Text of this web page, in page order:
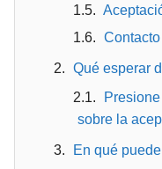
Qué esperar
sobre la
En qué